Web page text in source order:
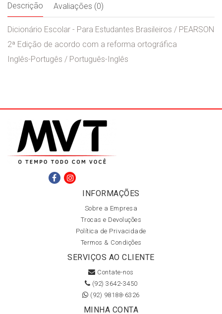
Descrição Avaliações (0)
Dicionário Escolar - Para Estudantes Brasileiros / PEARSON
2ª Edição de acordo com a reforma ortográfica
Inglês-Portugês / Português-Inglês
INFORMAÇÕES
Sobre a Empresa
Trocas e Devoluções
Política de Privacidade
Termos & Condições
SERVIÇOS AO CLIENTE
Contate-nos
(92) 3642-3450
(92) 98188-6326
MINHA CONTA